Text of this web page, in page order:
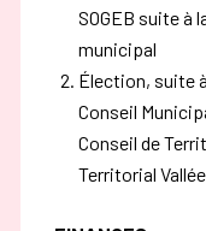
SOGEB suite à
municipal
Élection, suite
Conseil
Conseil de
Territorial